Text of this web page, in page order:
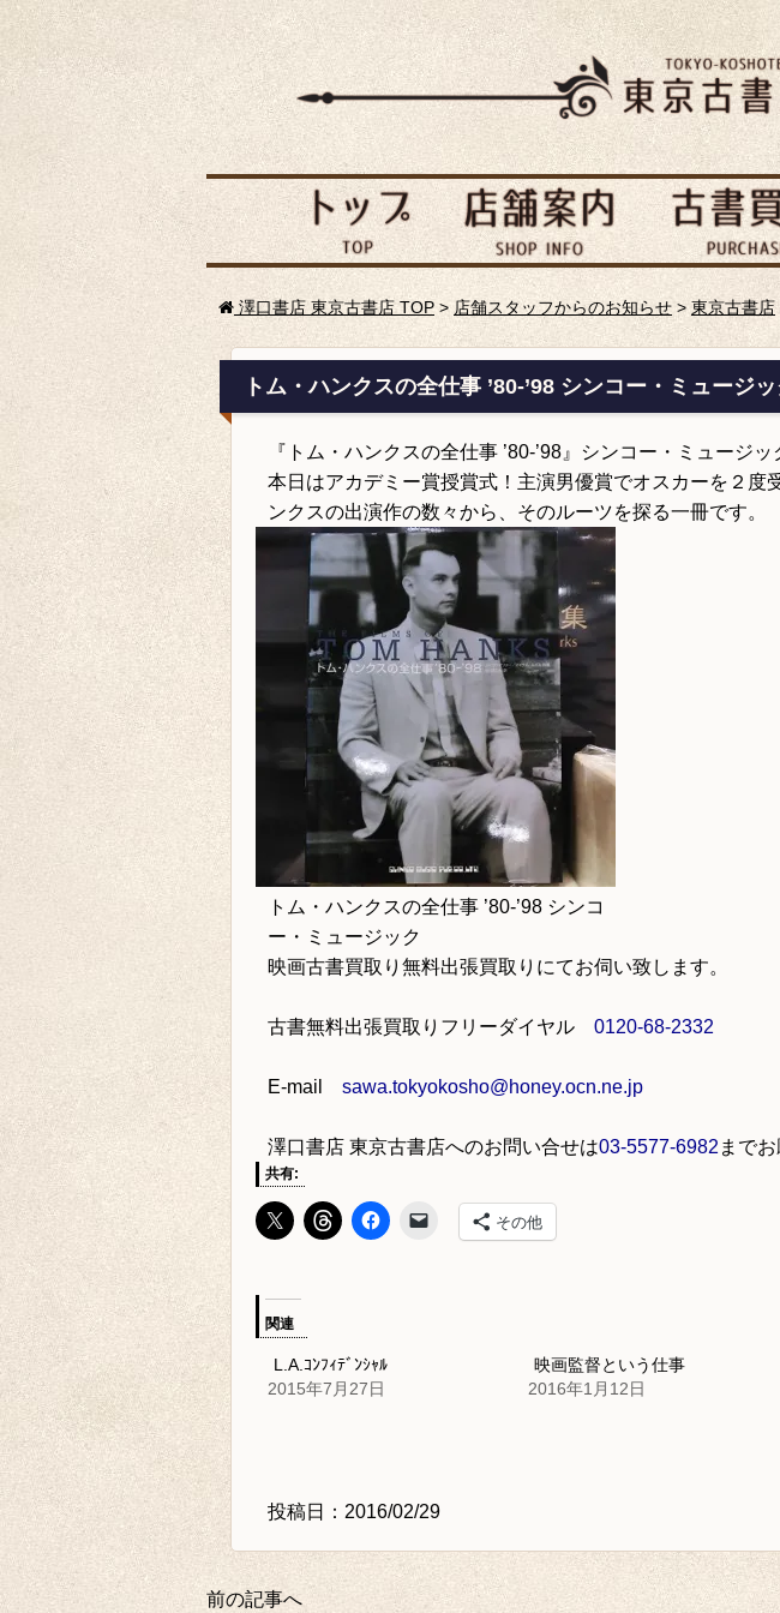
澤口書店 東京古書店 TOP > 店舗スタッフからのお知らせ >東京古書店
トム・ハンクスの全仕事 ’80-’98 シンコー・ミュージッ
『トム・ハンクスの全仕事 ’80-’98』シンコー・ミュージッ
本日はアカデミー賞授賞式！主演男優賞でオスカーを２度
ンクスの出演作の数々から、そのルーツを探る一冊です。
トム・ハンクスの全仕事 ’80-’98 シンコ
ー・ミュージック
映画古書買取り 無料出張買取り にてお伺い致します。
古書無料出張買取りフリーダイヤル 0120-68-2332
E-mail sawa.tokyokosho@honey.ocn.ne.jp
澤口書店 東京古書店へのお問い合せは03-5577-6982 まで
共有:
その他
関連
L.A.ｺﾝﾌｨﾃﾞﾝｼｬﾙ
2015年7月27日
映画監督という仕事
2016年1月12日
投稿日：2016/02/29
前の記事へ